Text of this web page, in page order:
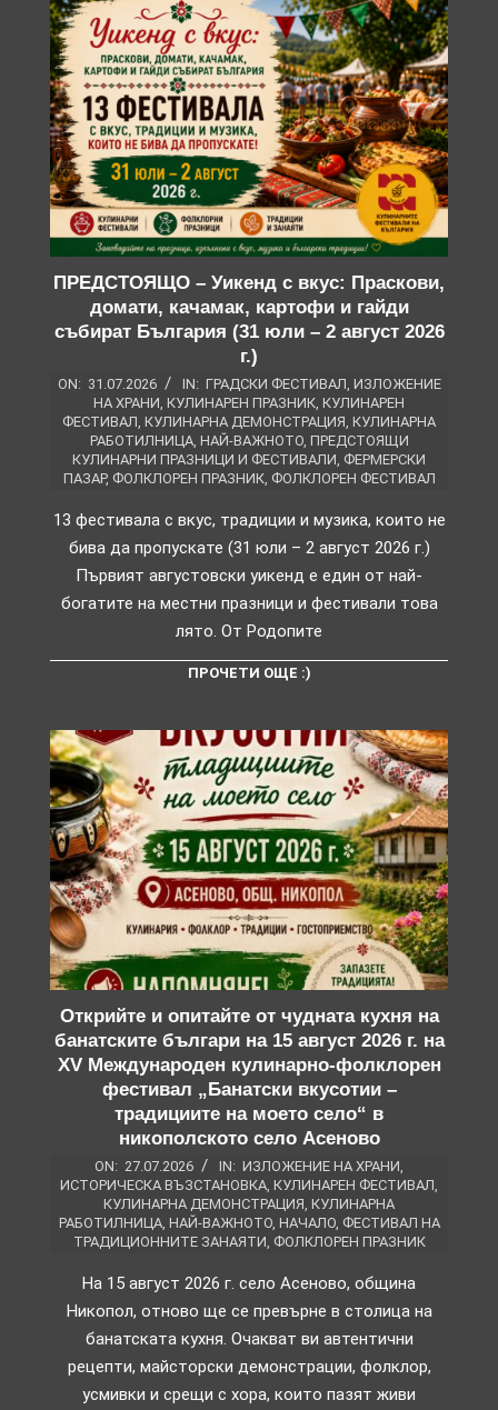
ПРЕДСТОЯЩО – Уикенд с вкус: Праскови,
домати, качамак, картофи и гайди
събират България (31 юли – 2 август 2026
г.)
ON: 31.07.2026 IN: ГРАДСКИ ФЕСТИВАЛ, ИЗЛОЖЕНИЕ
НА ХРАНИ, КУЛИНАРЕН ПРАЗНИК, КУЛИНАРЕН
ФЕСТИВАЛ, КУЛИНАРНА ДЕМОНСТРАЦИЯ, КУЛИНАРНА
РАБОТИЛНИЦА, НАЙ-ВАЖНОТО, ПРЕДСТОЯЩИ
КУЛИНАРНИ ПРАЗНИЦИ И ФЕСТИВАЛИ, ФЕРМЕРСКИ
ПАЗАР, ФОЛКЛОРЕН ПРАЗНИК, ФОЛКЛОРЕН ФЕСТИВАЛ
13 фестивала с вкус, традиции и музика, които не
бива да пропускате (31 юли – 2 август 2026 г.)
Първият августовски уикенд е един от най-
богатите на местни празници и фестивали това
лято. От Родопите
ПРОЧЕТИ ОЩЕ :)
Открийте и опитайте от чудната кухня на
банатските българи на 15 август 2026 г. на
XV Международен кулинарно-фолклорен
фестивал „Банатски вкусотии –
традициите на моето село“ в
никополското село Асеново
ON: 27.07.2026 IN: ИЗЛОЖЕНИЕ НА ХРАНИ
ИСТОРИЧЕСКА ВЪЗСТАНОВКА КУЛИНАРЕН ФЕСТИВАЛ
КУЛИНАРНА ДЕМОНСТРАЦИЯ КУЛИНАРНА
РАБОТИЛНИЦА, НАЙ-ВАЖНОТО, НАЧАЛО, ФЕСТИВАЛ НА
ТРАДИЦИОННИТЕ ЗАНАЯТИ ФОЛКЛОРЕН ПРАЗНИК
На 15 август 2026 г. село Асеново, община
Никопол, отново ще се превърне в столица на
банатската кухня. Очакват ви автентични
рецепти, майсторски демонстрации, фолклор,
усмивки и срещи с хора, които пазят живи